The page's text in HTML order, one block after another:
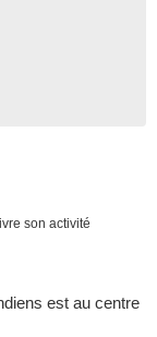
son activité
est au centre